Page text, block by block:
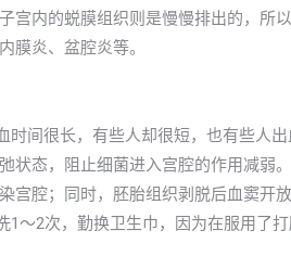
宫内的蜕膜组织则是慢慢排出的，所
膜炎、盆腔炎等。
时间很长，有些人却很短，也有些人
状态，阻止细菌进入宫腔的作用减弱
宫腔；同时，胚胎组织剥脱后血窦开
1～2次，勤换卫生巾，因为在服用了